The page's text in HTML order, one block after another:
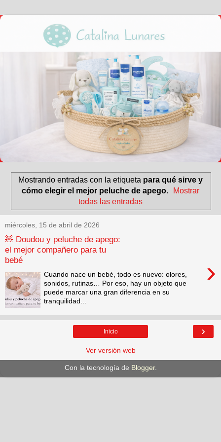
Mostrando entradas con la etiqueta para qué sirve y
cómo elegir el mejor peluche de apego.
Mostrar
todas las entradas
miércoles, 15 de abril de 2026
🧸 Doudou y peluche de apego:
el mejor compañero para tu
bebé
›
Cuando nace un bebé, todo es nuevo: olores,
sonidos, rutinas… Por eso, hay un objeto que
puede marcar una gran diferencia en su
tranquilidad...
›
Inicio
Ver versión web
Con la tecnología de Blogger.